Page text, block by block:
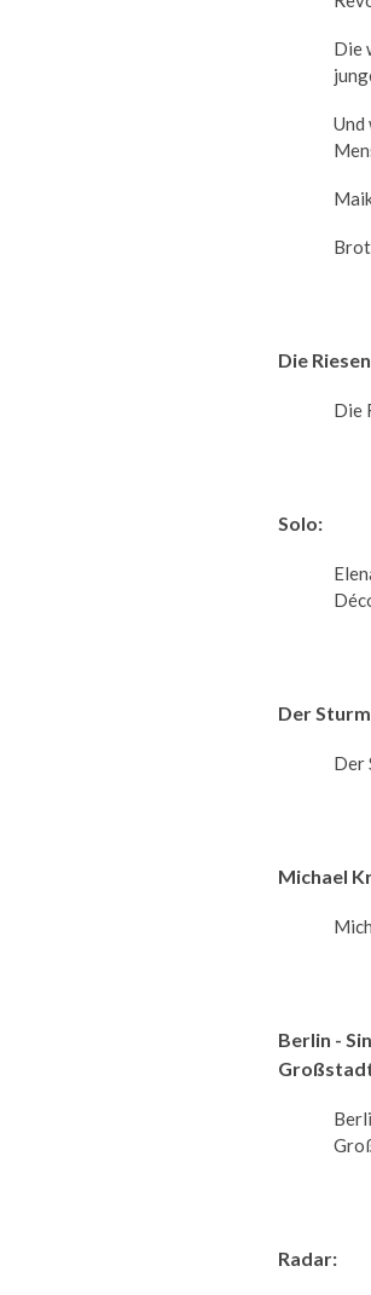
Die
Und
Brot
Die
Die
Solo:
Der
Der
Michael
Berlin -
Radar: